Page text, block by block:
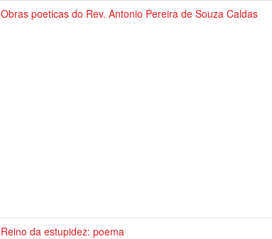
Obras poeticas do Rev. Antonio Pereira de Souza Caldas
Reino da estupidez: poema